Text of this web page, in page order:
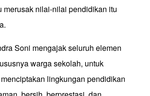
merusak nilai-nilai pendidikan itu
Soni mengajak seluruh elemen
warga sekolah, untuk
lingkungan pendidikan